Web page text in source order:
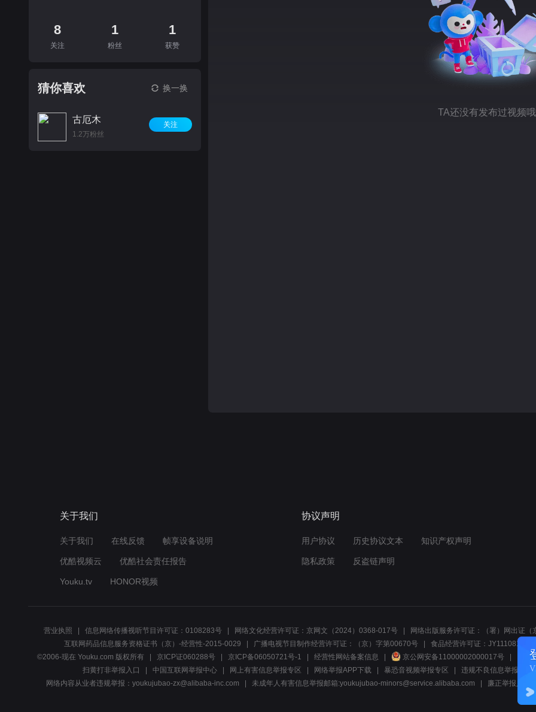
8
关注
1
粉丝
1
获赞
猜你喜欢 换一换
古厄木
1.2万粉丝
关注
TA还没有发布过视频
关于我们
关于我们 在线反馈 帧享设备说明
优酷视频云 优酷社会责任报告
Youku.tv HONOR视频
协议声明
用户协议 历史协议文本 知识产权声明
隐私政策 反盗链声明
营业执照 信息网络传播视听节目许可证：0108283号 网络文化经营许可证：京网文（2024）0368-017号
网络出版服务许可证：（署）网出证（
互联网药品信息服务资格证书（京）-经营性-2015-0029
广播电视节目制作经营许可证：（京）字第00670号
食品经营许可证：
©2006-现在 Youku.com 版权所有
京ICP证060288号 京ICP备06050721号-1 经营性网站备案信息 京公网安备11000002000017号
网络
扫黄打非举报入口
中国互联网举报中心 网上有害信息举报专区 网络举报APP下载 暴恐音视频举报专区
违规不良信息举报:电
网络内容从业者违规举报：youkujubao-zx@alibaba-inc.com
未成年人有害信息举报邮箱:youkujubao-minors@service.alibaba.com 廉正举报入口